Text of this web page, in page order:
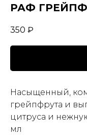
РАФ
350 ₽
Насыщенный,
грейпфрута и
цитруса и
мл